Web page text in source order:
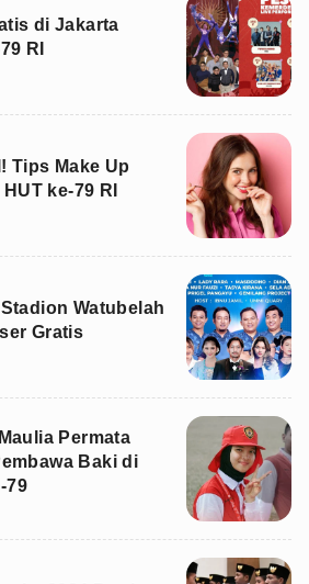
di Jakarta
RI
Tips Make Up
ke-79 RI
Watubelah
Gratis
Permata
Baki di
79